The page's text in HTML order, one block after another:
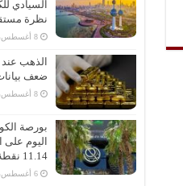
نظرة
8 أغسطس، 2026
ضعف
8 أغسطس، 2026
بورصة
اليوم على
11.14 نقطة
6 أغسطس، 2026